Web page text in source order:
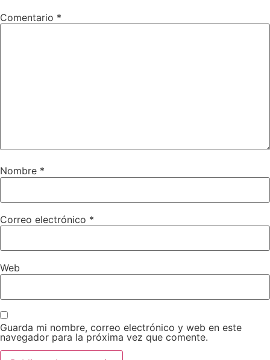
Comentario *
Nombre *
Correo electrónico *
Web
Guarda mi nombre, correo electrónico y web en este
navegador para la próxima vez que comente.